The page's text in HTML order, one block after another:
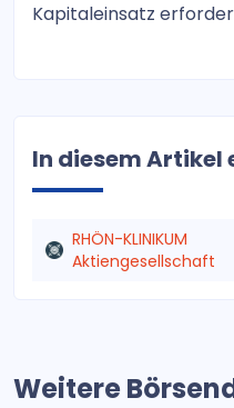
Kapitaleinsatz
In diesem Artikel
RHÖN-KLINIKUM
Aktiengesellschaft
Weitere